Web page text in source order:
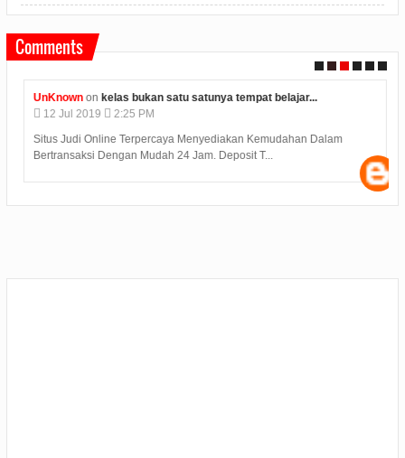
Comments
UnKnownonkelas bukan satu satunya tempat belajar...
12 Jul 2019
2:25 PM
Situs Judi Online Terpercaya Menyediakan Kemudahan Dalam
Bertransaksi Dengan Mudah 24 Jam. Deposit T...